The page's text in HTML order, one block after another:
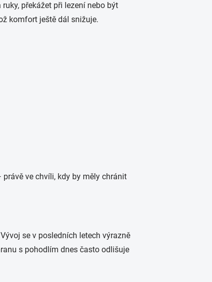
překážet při lezení nebo být
komfort ještě dál snižuje.
ve chvíli, kdy by měly chránit
se v posledních letech výrazně
s pohodlím dnes často odlišuje